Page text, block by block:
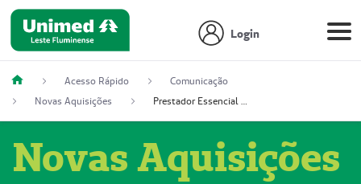
Login
Acesso Rápido
Comunicação
Novas Aquisições
Prestador Essencial Gestão em Saúde Ereli (51004354-7)
Novas Aquisições